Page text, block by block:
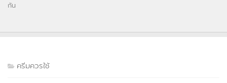
กัน
ครีมควรใช้